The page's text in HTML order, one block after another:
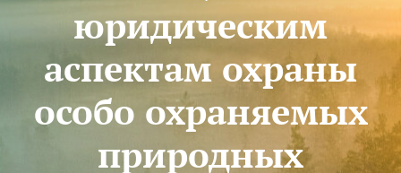
юридическим
аспектам охраны
особо охраняемых
природных